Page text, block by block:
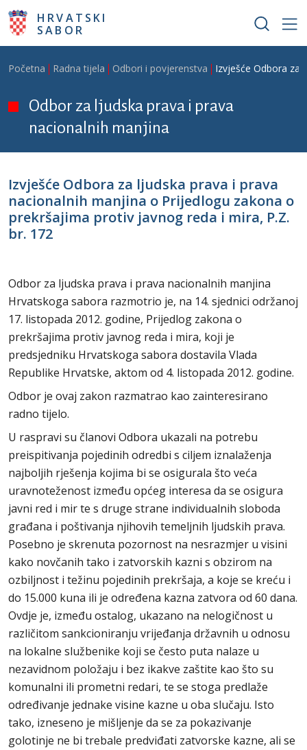
Skoči na glavni sadržaj
HRVATSKI
SABOR
Breadcrumb
Početna Radna tijela Odbori i povjerenstva Izvješće Odbora za
Odbor za ljudska prava i prava
nacionalnih manjina
Izvješće Odbora za ljudska prava i prava
nacionalnih manjina o Prijedlogu zakona o
prekršajima protiv javnog reda i mira, P.Z.
br. 172
Odbor za ljudska prava i prava nacionalnih manjina
Hrvatskoga sabora razmotrio je, na 14. sjednici održanoj
17. listopada 2012. godine, Prijedlog zakona o
prekršajima protiv javnog reda i mira, koji je
predsjedniku Hrvatskoga sabora dostavila Vlada
Republike Hrvatske, aktom od 4. listopada 2012. godine.
Odbor je ovaj zakon razmatrao kao zainteresirano
radno tijelo.
U raspravi su članovi Odbora ukazali na potrebu
preispitivanja pojedinih odredbi s ciljem iznalaženja
najboljih rješenja kojima bi se osigurala što veća
uravnoteženost između općeg interesa da se osigura
javni red i mir te s druge strane individualnih sloboda
građana i poštivanja njihovih temeljnih ljudskih prava.
Posebno je skrenuta pozornost na nesrazmjer u visini
kako novčanih tako i zatvorskih kazni s obzirom na
ozbiljnost i težinu pojedinih prekršaja, a koje se kreću i
do 15.000 kuna ili je određena kazna zatvora od 60 dana.
Ovdje je, između ostalog, ukazano na nelogičnost u
različitom sankcioniranju vrijeđanja državnih u odnosu
na lokalne službenike koji se često puta nalaze u
nezavidnom položaju i bez ikakve zaštite kao što su
komunalni ili prometni redari, te se stoga predlaže
određivanje jednake visine kazne u oba slučaju. Isto
tako, izneseno je mišljenje da se za pokazivanje
golotinje ne bi trebale predviđati zatvorske kazne, ali se